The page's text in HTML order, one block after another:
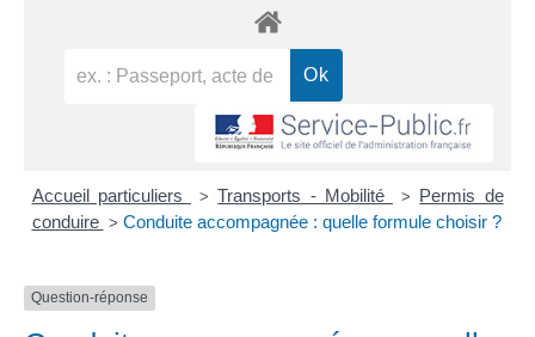
Accueil particuliers > Transports - Mobilité > Permis de
conduire > Conduite accompagnée : quelle formule choisir ?
Question-réponse